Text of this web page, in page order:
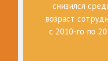
снизился
возраст
с 2010-го по